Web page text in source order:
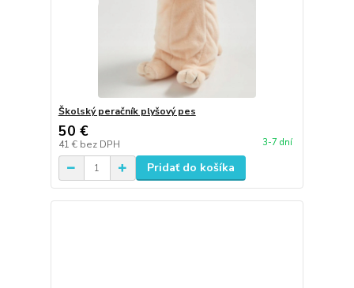
Školský peračník plyšový pes
50 €
41 € bez DPH 3-7 dní
Pridať do košíka